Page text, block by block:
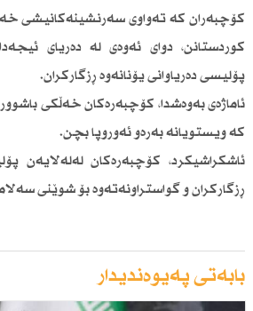
كۆچبەران كە تەواوی سەرنشینەكانیشی
كوردستانن، دوای ئەوەی لە دەریای
پۆلیسی دەریاوانی یۆنانەوە ڕزگاركران.
ئاماژەی بەوەشدا، كۆچبەرەكان خەڵكی
كە ویستویانە بەرەو ئەوروپا بچن.
ئاشكراشیكرد، كۆچبەرەكان لەلەلایەن
ڕزگاركران و گواستراونەتەوە بۆ شوێنی
بابەتی پەیوەندیدار